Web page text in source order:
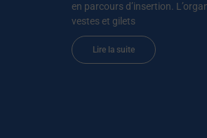
en parcours d’insertion.
vestes et gilets
Lire la suite